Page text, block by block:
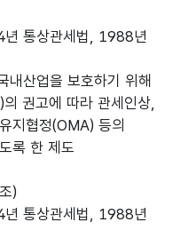
통상관세법, 1988년
내산업을 보호하기 위해
권고에 따라 관세인상,
지협정(OMA) 등의
록 한 제도
)
통상관세법, 1988년